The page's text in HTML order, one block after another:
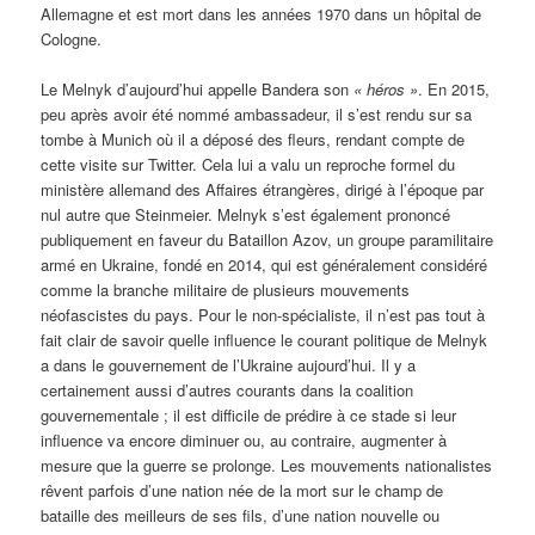
Allemagne et est mort dans les années 1970 dans un hôpital de
Cologne.
Le Melnyk d’aujourd’hui appelle Bandera son « héros ». En 2015,
peu après avoir été nommé ambassadeur, il s’est rendu sur sa
tombe à Munich où il a déposé des fleurs, rendant compte de
cette visite sur Twitter. Cela lui a valu un reproche formel du
ministère allemand des Affaires étrangères, dirigé à l’époque par
nul autre que Steinmeier. Melnyk s’est également prononcé
publiquement en faveur du Bataillon Azov, un groupe paramilitaire
armé en Ukraine, fondé en 2014, qui est généralement considéré
comme la branche militaire de plusieurs mouvements
néofascistes du pays. Pour le non-spécialiste, il n’est pas tout à
fait clair de savoir quelle influence le courant politique de Melnyk
a dans le gouvernement de l’Ukraine aujourd’hui. Il y a
certainement aussi d’autres courants dans la coalition
gouvernementale ; il est difficile de prédire à ce stade si leur
influence va encore diminuer ou, au contraire, augmenter à
mesure que la guerre se prolonge. Les mouvements nationalistes
rêvent parfois d’une nation née de la mort sur le champ de
bataille des meilleurs de ses fils, d’une nation nouvelle ou